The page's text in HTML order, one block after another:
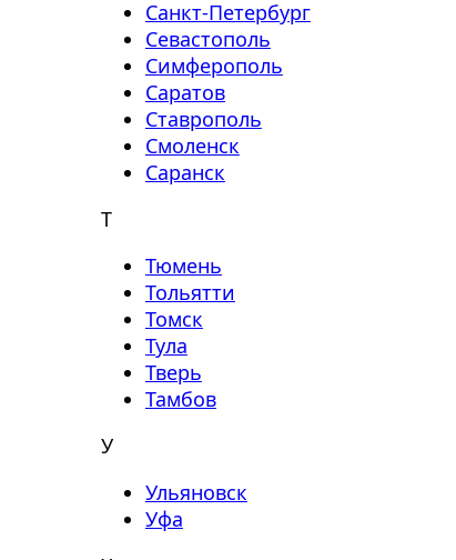
Санкт-Петербург
Севастополь
Симферополь
Саратов
Ставрополь
Смоленск
Саранск
Т
Тюмень
Тольятти
Томск
Тула
Тверь
Тамбов
У
Ульяновск
Уфа